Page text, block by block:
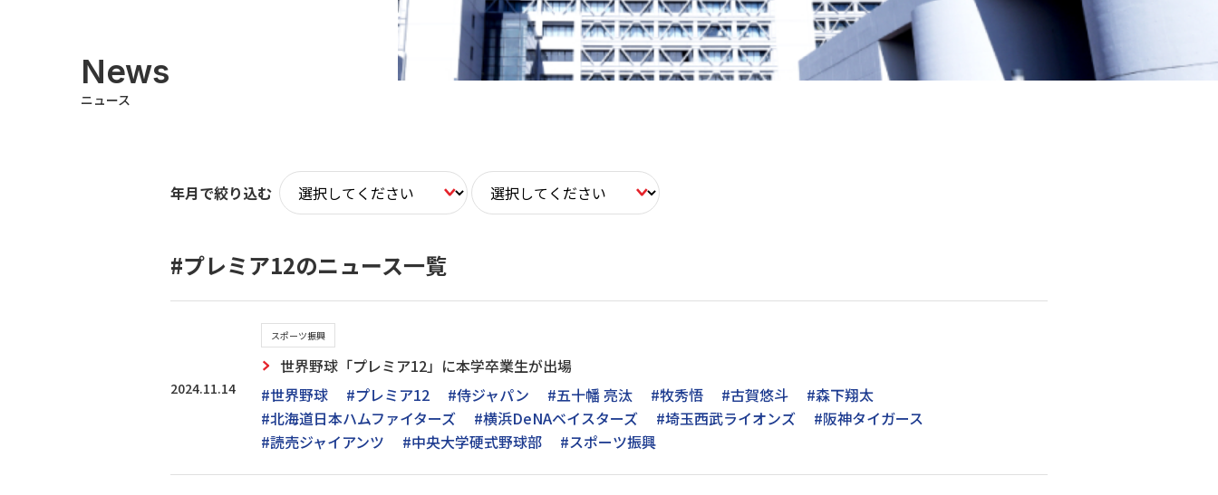
News
ニュース
年月で絞り込む
#プレミア12のニュース一覧
2024.11.14
スポーツ振興
世界野球「プレミア12」に本学卒業生が出場
#世界野球
#プレミア12 #侍ジャパン #五十幡 亮汰 #牧秀悟 #古賀悠斗
#森下翔太
#北海道日本ハムファイターズ
#横浜DeNAベイスターズ #埼玉西武ライオンズ
#阪神タイガース
#読売ジャイアンツ
#中央大学硬式野球部 #スポーツ振興